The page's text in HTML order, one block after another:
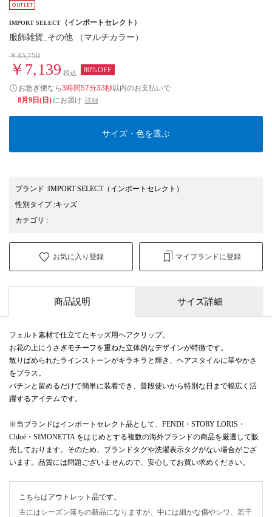
IMPORT SELECT （インポートセレクト）
服飾雑貨_その他 （マルチカラー）
￥35,750
￥7,139 税込 80%OFF
お急ぎ便なら3時間57分32秒以内のお支払いで
8月9日(日) にお届け 詳細
サイズ・色を選ぶ
ブランド :IMPORT SELECT（インポートセレクト）
性別タイプ:キッズ
カテゴリ :
お気に入り登録 マイブランドに登録
商品説明 サイズ詳細
フェルト素材で仕立てたキッズ用ヘアクリップ。
お花の上にうさぎモチーフを重ねた立体的なデザインが特徴です。
散りばめられたラインストーンがキラキラと輝き、ヘアスタイルに華やかさ
をプラス。
パチンと留めるだけで簡単に装着でき、普段使いから特別な日まで幅広く活
躍するアイテムです。
※当ブランドはインポートセレクト品として、FENDI・STORY LORIS・
Chloé・SIMONETTA をはじめとする複数の海外ブランドの商品を厳選して販
売しております。そのため、ブランドタグや洗濯表示タグがない場合がござ
います。品質には問題ございませんので、安心してお買い求めください。
こちらはアウトレット品です。
主にはシーズン落ちの新品になりますが、中には細かな傷やシワ、若干